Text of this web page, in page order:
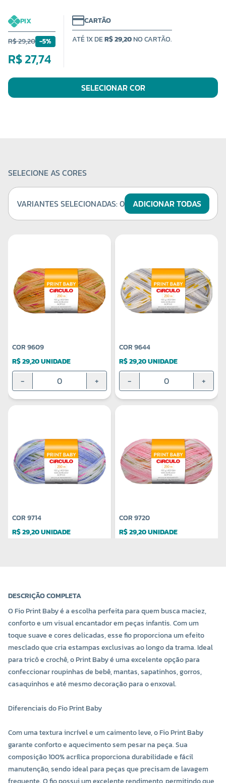
PIX
R$ 29,20 -5%
R$ 27,74
CARTÃO
ATÉ 1X DER$ 29,20NO CARTÃO.
SELECIONAR COR
SELECIONE AS CORES
VARIANTES SELECIONADAS:0 ADICIONAR TODAS
COR 9609
R$ 29,20 UNIDADE
- +
COR 9644
R$ 29,20 UNIDADE
- +
COR 9714
R$ 29,20 UNIDADE
COR 9720
R$ 29,20 UNIDADE
COR 9723
COR 9729
DESCRIÇÃO COMPLETA
O Fio Print Baby é a escolha perfeita para quem busca maciez,
conforto e um visual encantador em peças infantis. Com um
toque suave e cores delicadas, esse fio proporciona um efeito
mesclado que cria estampas exclusivas ao longo da trama. Ideal
para tricô e crochê, o Print Baby é uma excelente opção para
confeccionar roupinhas de bebê, mantas, sapatinhos, gorros,
casaquinhos e até mesmo decoração para o enxoval.
Diferenciais do Fio Print Baby
Com uma textura incrível e um caimento leve, o Fio Print Baby
garante conforto e aquecimento sem pesar na peça. Sua
composição 100% acrílica proporciona durabilidade e fácil
manutenção, sendo ideal para peças que precisam de lavagem